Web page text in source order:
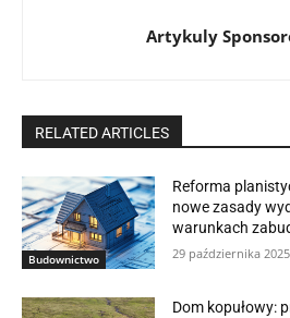
Artykuly
RELATED ARTICLES
Budownictwo
Reforma
nowe zasady
warunkach
29 października 2025
Dom kopułowy: